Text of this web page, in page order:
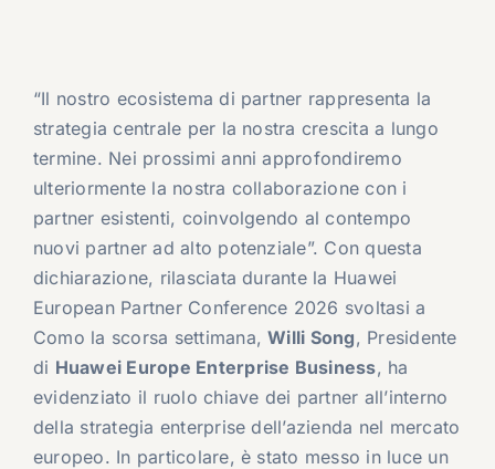
“Il nostro ecosistema di partner rappresenta la
strategia centrale per la nostra crescita a lungo
termine. Nei prossimi anni approfondiremo
ulteriormente la nostra collaborazione con i
partner esistenti, coinvolgendo al contempo
nuovi partner ad alto potenziale”. Con questa
dichiarazione, rilasciata durante la Huawei
European Partner Conference 2026 svoltasi a
Como la scorsa settimana,Willi Song, Presidente
di Huawei Europe Enterprise Business, ha
evidenziato il ruolo chiave dei partner all’interno
della strategia enterprise dell’azienda nel mercato
europeo. In particolare, è stato messo in luce un